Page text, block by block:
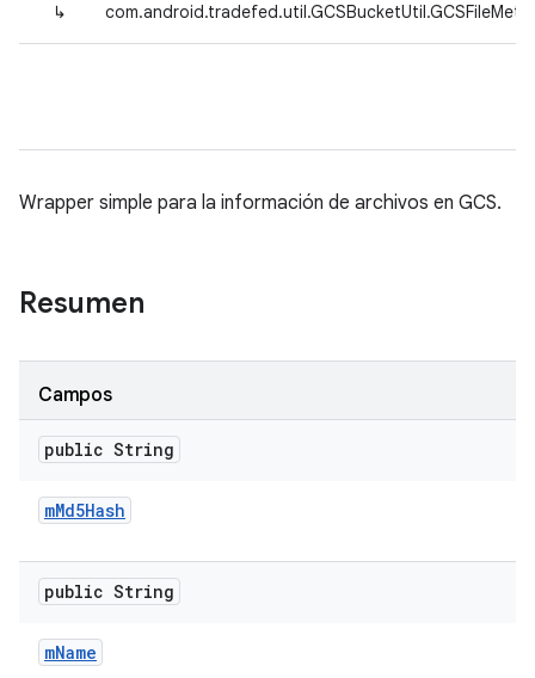
↳
Wrapper simple para la información de archivos en GCS.
Resumen
Campos
public String
mMd5Hash
public String
mName